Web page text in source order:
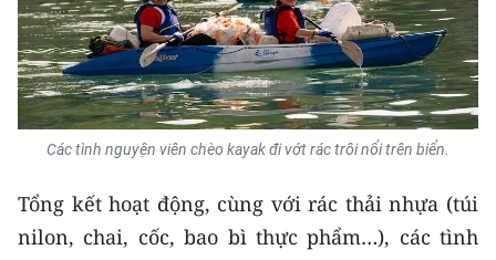
Duyên hải Nam Trung Bộ và Tây
Nguyên
Đông Nam Bộ
Đồng bằng sông Cửu Long
Chuyên trang Hà Nội
Các tình nguyện viên chèo kayak đi vớt rác trôi nổi trên biển.
Tổng kết hoạt động, cùng với rác thải nhựa (túi
nilon, chai, cốc, bao bì thực phẩm…), các tình